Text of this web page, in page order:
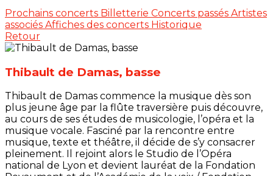
Prochains concerts Billetterie Concerts passés Artistes
associés Affiches des concerts Historique
Retour
Thibault de Damas, basse
Thibault de Damas commence la musique dès son
plus jeune âge par la flûte traversière puis découvre,
au cours de ses études de musicologie, l’opéra et la
musique vocale. Fasciné par la rencontre entre
musique, texte et théâtre, il décide de s’y consacrer
pleinement. Il rejoint alors le Studio de l’Opéra
national de Lyon et devient lauréat de la Fondation